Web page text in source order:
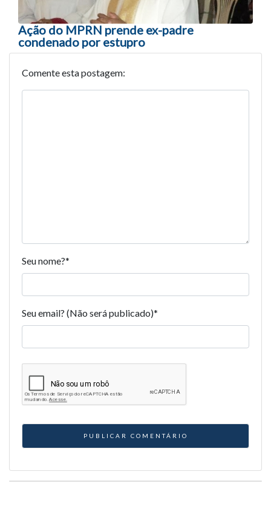
Ação do MPRN prende ex-padre
condenado por estupro
Comente esta postagem:
Seu nome?*
Seu email? (Não será publicado)*